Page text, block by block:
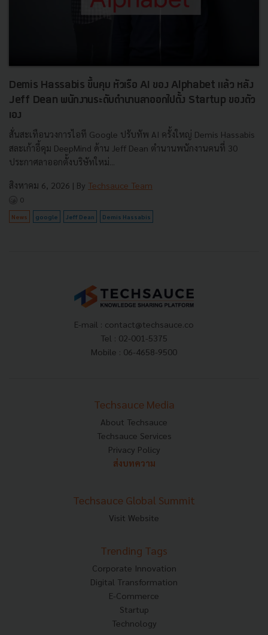
Demis Hassabis ขึ้นคุม หัวเรือ AI ของ Alphabet แล้ว หลัง
Jeff Dean พนักงานระดับตำนานลาออกไปตั้ง Startup ของตัว
เอง
สั่นสะเทือนวงการไอที Google ปรับทัพ AI ครั้งใหญ่ Demis Hassabis
สละเก้าอี้คุม DeepMind ด้าน Jeff Dean ตำนานพนักงานคนที่ 30
ประกาศลาออกตั้งบริษัทใหม่...
สิงหาคม 6, 2026 | By Techsauce Team
0
News google Jeff Dean Demis Hassabis
E-mail : contact@techsauce.co
Tel : 02-001-5375
Mobile : 06-4658-9500
Techsauce Media
About Techsauce
Techsauce Services
Privacy Policy
ส่งบทความ
Techsauce Global Summit
Visit Website
Trending Tags
Corporate Innovation
Digital Transformation
E-Commerce
Startup
Technology